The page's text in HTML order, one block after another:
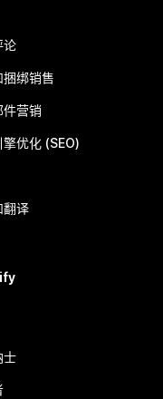
论
捆绑销售
件营销
优化 (SEO)
翻译
士